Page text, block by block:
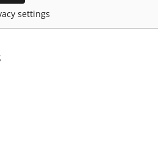
settings